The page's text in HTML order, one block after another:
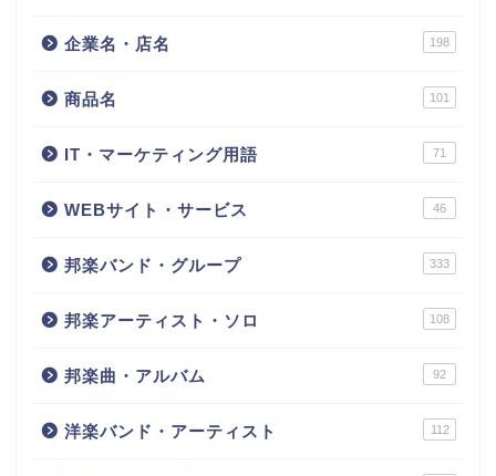
企業名・店名 198
商品名 101
IT・マーケティング用語 71
WEBサイト・サービス 46
邦楽バンド・グループ 333
邦楽アーティスト・ソロ 108
邦楽曲・アルバム 92
洋楽バンド・アーティスト 112